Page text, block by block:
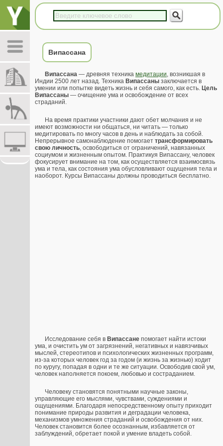
Випассана
Випассана — древняя техника медитации, возникшая в
Индии 2500 лет назад. Техника Випассаны заключается в
умении или попытке видеть жизнь и себя самого, как есть. Цель
Випассаны — очищение ума и освобождение от всех
страданий.
На время практики участники дают обет молчания и не
имеют возможности ни общаться, ни читать — только
медитировать по многу часов в день и наблюдать за собой.
Непрерывное самонаблюдение помогает трансформировать
свою личность, освободиться от ограничений, навязанных
социумом и жизненным опытом. Практикуя Випассану, человек
фокусирует внимание на том, как осуществляется взаимосвязь
ума и тела, как состояния ума обусловливают ощущения тела и
наоборот. Курсы Випассаны должны проводиться бесплатно.
Исследование себя в Випассане помогает найти истоки
ума, и очистить ум от загрязнений, негативных и навязчивых
мыслей, стереотипов и психологических жизненных программ,
из-за которых человек год за годом (и жизнь за жизнью) ходит
по куругу, попадая в одни и те же ситуации. Освободив свой ум,
человек наполняется покоем, любовью и состраданием.
Человеку становятся понятными научные законы,
управляющие его мыслями, чувствами, суждениями и
ощущениями. Благодаря непосредственному опыту приходит
понимание природы развития и деградации человека,
механизмов умножения страданий и освобождения от них.
Человек становится более осознанным, избавляется от
заблуждений, обретает покой и умение владеть собой.